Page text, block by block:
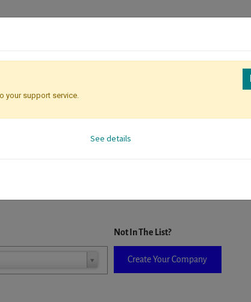
a company is selected it will auto-complete the form. If you
Not In The List?
Create Your Company
your support service.
See details